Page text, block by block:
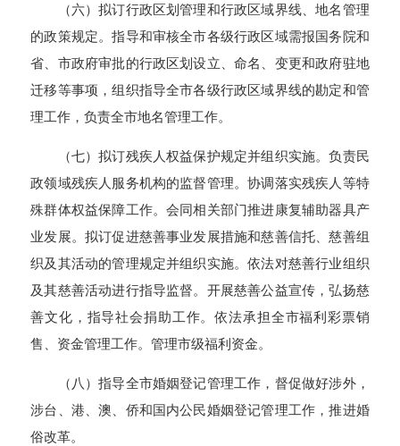
（六）拟订行政区划管理和行政区域界线、地名管理
的政策规定。指导和审核全市各级行政区域需报国务院和
省、市政府审批的行政区划设立、命名、变更和政府驻地
迁移等事项，组织指导全市各级行政区域界线的勘定和管
理工作，负责全市地名管理工作。
（七）拟订残疾人权益保护规定并组织实施。负责民
政领域残疾人服务机构的监督管理。协调落实残疾人等特
殊群体权益保障工作。会同相关部门推进康复辅助器具产
业发展。拟订促进慈善事业发展措施和慈善信托、慈善组
织及其活动的管理规定并组织实施。依法对慈善行业组织
及其慈善活动进行指导监督。开展慈善公益宣传，弘扬慈
善文化，指导社会捐助工作。依法承担全市福利彩票销
售、资金管理工作。管理市级福利资金。
（八）指导全市婚姻登记管理工作，督促做好涉外，
涉台、港、澳、侨和国内公民婚姻登记管理工作，推进婚
俗改革。